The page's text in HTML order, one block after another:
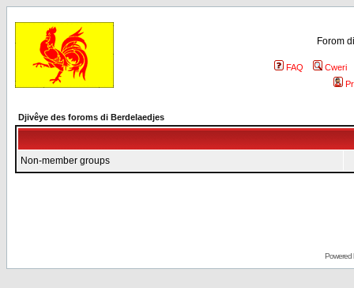
Forom
FAQ
Cweri
Djivêye des foroms di Berdelaedjes
Non-member groups
Powered